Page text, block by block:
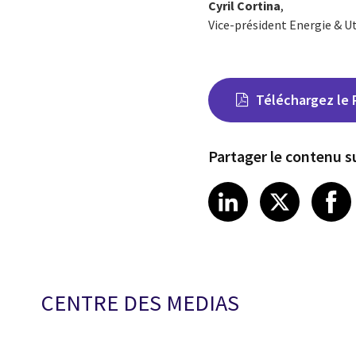
Cyril Cortina,
Vice-président Energie &
Téléchargez le
Partager le contenu
Share on
LinkedIn
Share
X
CENTRE DES MEDIAS